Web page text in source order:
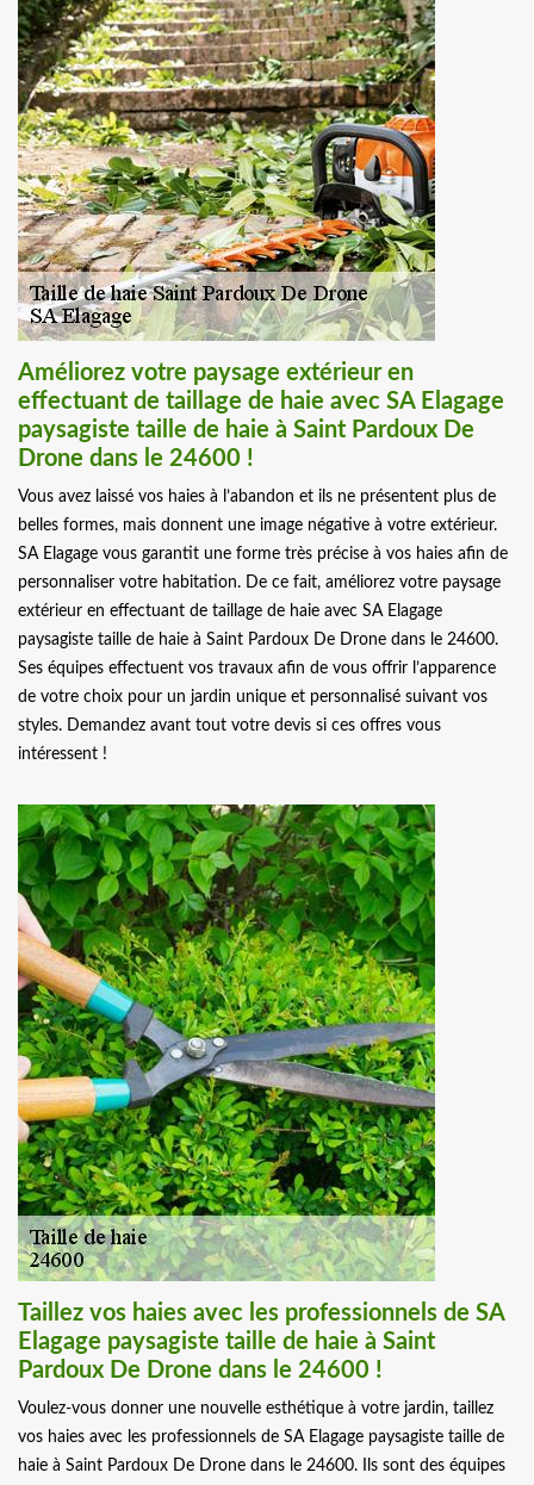
Améliorez votre paysage extérieur en
effectuant de taillage de haie avec SA Elagage
paysagiste taille de haie à Saint Pardoux De
Drone dans le 24600 !
Vous avez laissé vos haies à l’abandon et ils ne présentent plus de
belles formes, mais donnent une image négative à votre extérieur.
SA Elagage vous garantit une forme très précise à vos haies afin de
personnaliser votre habitation. De ce fait, améliorez votre paysage
extérieur en effectuant de taillage de haie avec SA Elagage
paysagiste taille de haie à Saint Pardoux De Drone dans le 24600.
Ses équipes effectuent vos travaux afin de vous offrir l’apparence
de votre choix pour un jardin unique et personnalisé suivant vos
styles. Demandez avant tout votre devis si ces offres vous
intéressent !
Taillez vos haies avec les professionnels de SA
Elagage paysagiste taille de haie à Saint
Pardoux De Drone dans le 24600 !
Voulez-vous donner une nouvelle esthétique à votre jardin, taillez
vos haies avec les professionnels de SA Elagage paysagiste taille de
haie à Saint Pardoux De Drone dans le 24600. Ils sont des équipes